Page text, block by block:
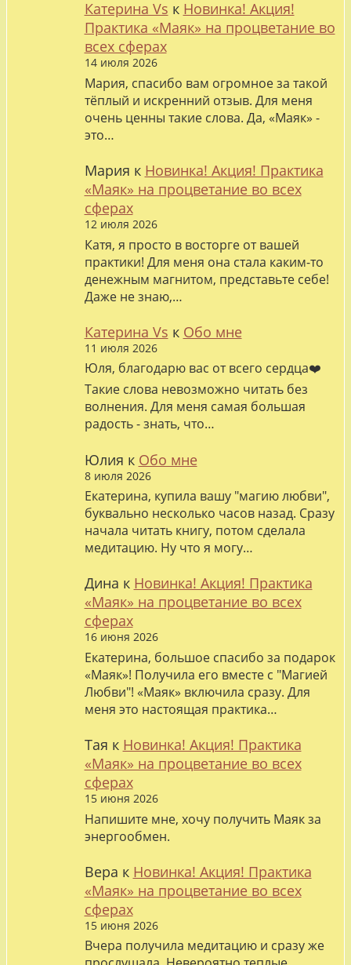
Катерина Vs к Новинка! Акция!
Практика «Маяк» на процветание во
всех сферах
14 июля 2026
Мария, спасибо вам огромное за такой
тёплый и искренний отзыв. Для меня
очень ценны такие слова. Да, «Маяк» -
это…
Мария к Новинка! Акция! Практика
«Маяк» на процветание во всех
сферах
12 июля 2026
Катя, я просто в восторге от вашей
практики! Для меня она стала каким-то
денежным магнитом, представьте себе!
Даже не знаю,…
Катерина Vs к Обо мне
11 июля 2026
Юля, благодарю вас от всего сердца❤️
Такие слова невозможно читать без
волнения. Для меня самая большая
радость - знать, что…
Юлия к Обо мне
8 июля 2026
Екатерина, купила вашу "магию любви",
буквально несколько часов назад. Сразу
начала читать книгу, потом сделала
медитацию. Ну что я могу…
Дина к Новинка! Акция! Практика
«Маяк» на процветание во всех
сферах
16 июня 2026
Екатерина, большое спасибо за подарок
«Маяк»! Получила его вместе с "Магией
Любви"! «Маяк» включила сразу. Для
меня это настоящая практика…
Тая к Новинка! Акция! Практика
«Маяк» на процветание во всех
сферах
15 июня 2026
Напишите мне, хочу получить Маяк за
энергообмен.
Вера к Новинка! Акция! Практика
«Маяк» на процветание во всех
сферах
15 июня 2026
Вчера получила медитацию и сразу же